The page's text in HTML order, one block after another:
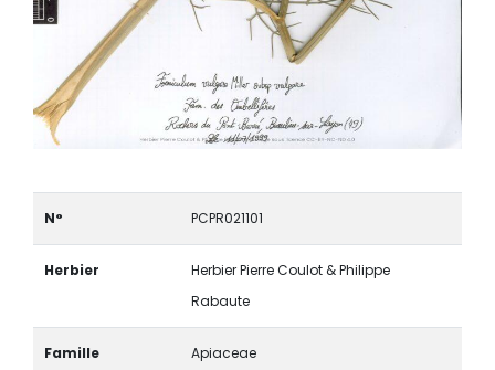
N° PCPR021101
Herbier
Herbier Pierre Coulot & Philippe
Rabaute
Famille Apiaceae